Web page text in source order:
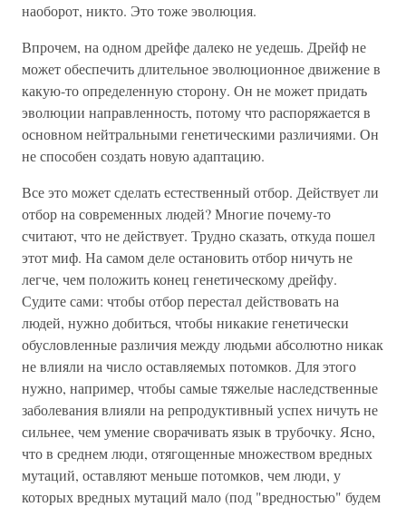
наоборот, никто. Это тоже эволюция.
Впрочем, на одном дрейфе далеко не уедешь. Дрейф не
может обеспечить длительное эволюционное движение в
какую-то определенную сторону. Он не может придать
эволюции направленность, потому что распоряжается в
основном нейтральными генетическими различиями. Он
не способен создать новую адаптацию.
Все это может сделать естественный отбор. Действует ли
отбор на современных людей? Многие почему-то
считают, что не действует. Трудно сказать, откуда пошел
этот миф. На самом деле остановить отбор ничуть не
легче, чем положить конец генетическому дрейфу.
Судите сами: чтобы отбор перестал действовать на
людей, нужно добиться, чтобы никакие генетически
обусловленные различия между людьми абсолютно никак
не влияли на число оставляемых потомков. Для этого
нужно, например, чтобы самые тяжелые наследственные
заболевания влияли на репродуктивный успех ничуть не
сильнее, чем умение сворачивать язык в трубочку. Ясно,
что в среднем люди, отягощенные множеством вредных
мутаций, оставляют меньше потомков, чем люди, у
которых вредных мутаций мало (под "вредностью" будем